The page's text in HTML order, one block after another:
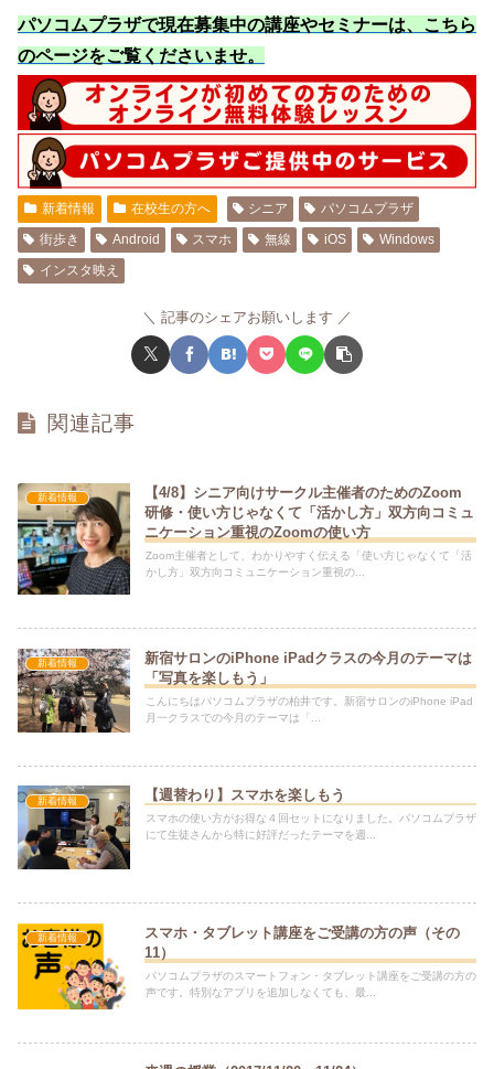
パソコムプラザで現在募集中の講座やセミナーは、こちら
のページをご覧くださいませ。
新着情報 在校生の方へ シニア
パソコムプラザ
街歩き
Android スマホ 無線 iOS
Windows
インスタ映え
記事のシェアお願いします
関連記事
新着情報
【4/8】シニア向けサークル主催者のためのZoom
研修・使い方じゃなくて「活かし方」双方向コミュ
ニケーション重視のZoomの使い方
Zoom主催者として、わかりやすく伝える「使い方じゃなくて「活
かし方」双方向コミュニケーション重視の...
新着情報
新宿サロンのiPhone iPadクラスの今月のテーマは
「写真を楽しもう」
こんにちはパソコムプラザの柏井です。新宿サロンのiPhone iPad
月一クラスでの今月のテーマは「...
新着情報 【週替わり】スマホを楽しもう
スマホの使い方がお得な４回セットになりました。パソコムプラザ
にて生徒さんから特に好評だったテーマを週...
新着情報
スマホ・タブレット講座をご受講の方の声（その
11）
パソコムプラザのスマートフォン・タブレット講座をご受講の方の
声です。特別なアプリを追加しなくても、最...